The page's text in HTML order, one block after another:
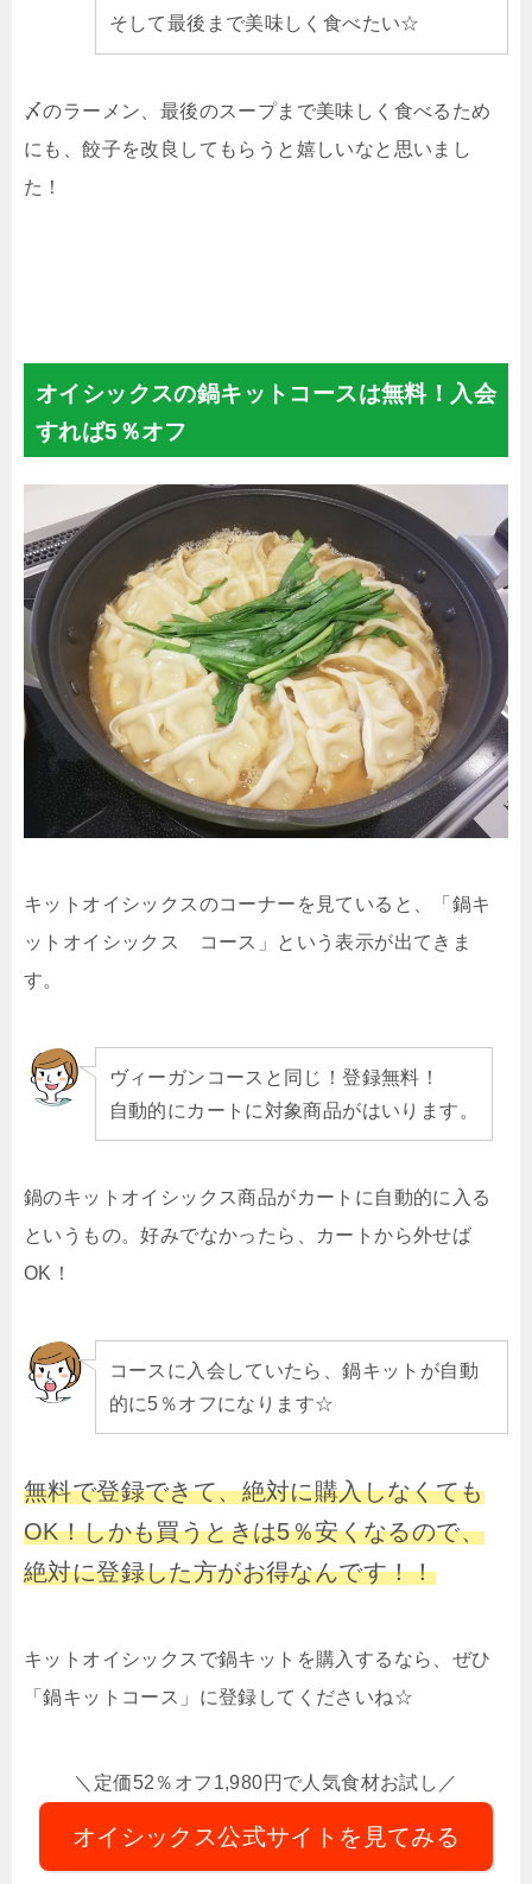
そして最後まで美味しく食べたい☆
〆のラーメン、最後のスープまで美味しく食べるため
にも、餃子を改良してもらうと嬉しいなと思いまし
た！
オイシックスの鍋キットコースは無料！入会
すれば5％オフ
キットオイシックスのコーナーを見ていると、「鍋キ
ットオイシックス コース」という表示が出てきま
す。
ヴィーガンコースと同じ！登録無料！
自動的にカートに対象商品がはいります。
鍋のキットオイシックス商品がカートに自動的に入る
というもの。好みでなかったら、カートから外せば
OK！
コースに入会していたら、鍋キットが自動
的に5％オフになります☆
無料で登録できて、絶対に購入しなくても
OK！しかも買うときは5％安くなるので、
絶対に登録した方がお得なんです！！
キットオイシックスで鍋キットを購入するなら、ぜひ
「鍋キットコース」に登録してくださいね☆
＼定価52％オフ1,980円で人気食材お試し／
オイシックス公式サイトを見てみる